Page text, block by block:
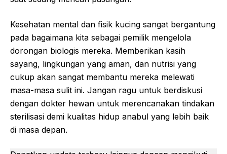
Kesehatan mental dan fisik kucing sangat bergantung
pada bagaimana kita sebagai pemilik mengelola
dorongan biologis mereka. Memberikan kasih
sayang, lingkungan yang aman, dan nutrisi yang
cukup akan sangat membantu mereka melewati
masa-masa sulit ini. Jangan ragu untuk berdiskusi
dengan dokter hewan untuk merencanakan tindakan
sterilisasi demi kualitas hidup anabul yang lebih baik
di masa depan.